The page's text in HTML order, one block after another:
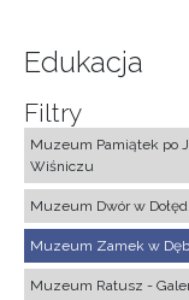
Edukacja
Filtry
Muzeum Pamiątek po
Wiśniczu
Muzeum Dwór w
Muzeum Zamek w
Muzeum Ratusz -